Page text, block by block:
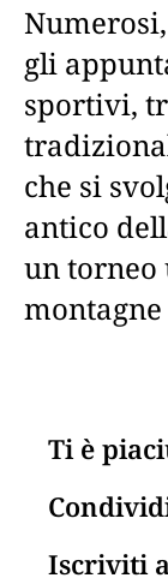
gli
sportivi,
che si
antico
un torneo
montagne
Ti è
Iscriviti